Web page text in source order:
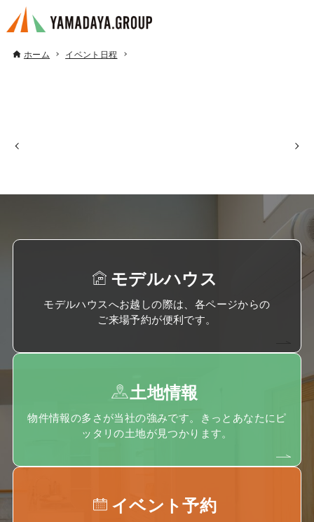
ホーム イベント日程
モデルハウス
モデルハウスへお越しの際は、各ページからの
ご来場予約が便利です。
土地情報
物件情報の多さが当社の強みです。きっとあなたにピ
ッタリの土地が見つかります。
イベント予約